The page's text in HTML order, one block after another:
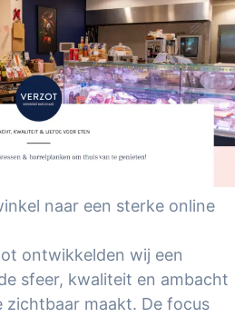
naar een sterke online
ontwikkelden wij een
sfeer, kwaliteit en ambacht
zichtbaar maakt. De focus